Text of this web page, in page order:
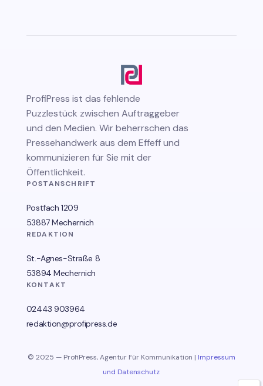
ProfiPress ist das fehlende
Puzzlestück zwischen Auftraggeber
und den Medien. Wir beherrschen das
Pressehandwerk aus dem Effeff und
kommunizieren für Sie mit der
Öffentlichkeit.
POSTANSCHRIFT
Postfach 1209
53887 Mechernich
REDAKTION
St.-Agnes-Straße 8
53894 Mechernich
KONTAKT
02443 903964
redaktion@profipress.de
© 2025 — ProfiPress, Agentur Für Kommunikation | Impressum
und Datenschutz